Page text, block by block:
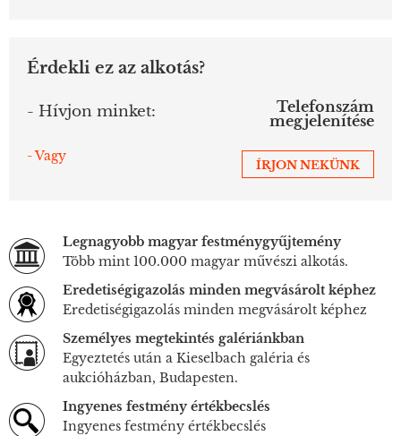
Érdekli ez az alkotás?
- Hívjon minket:
Telefonszám
megjelenítése
- Vagy
ÍRJON NEKÜNK
Legnagyobb magyar festménygyűjtemény
Több mint 100.000 magyar művészi alkotás.
Eredetiségigazolás minden megvásárolt képhez
Eredetiségigazolás minden megvásárolt képhez
Személyes megtekintés galériánkban
Egyeztetés után a Kieselbach galéria és
aukcióházban, Budapesten.
Ingyenes festmény értékbecslés
Ingyenes festmény értékbecslés